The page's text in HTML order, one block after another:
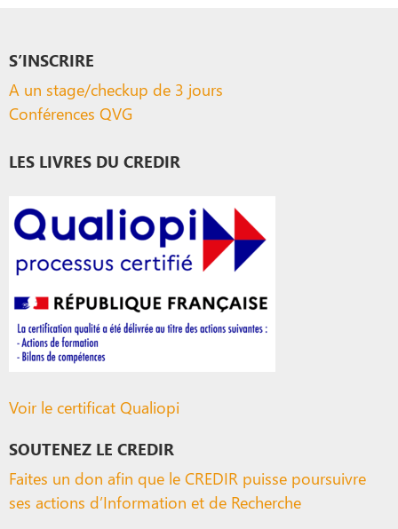
S’INSCRIRE
A un stage/checkup de 3 jours
Conférences QVG
LES LIVRES DU CREDIR
Voir le certificat Qualiopi
SOUTENEZ LE CREDIR
Faites un don afin que le CREDIR puisse poursuivre
ses actions d’Information et de Recherche